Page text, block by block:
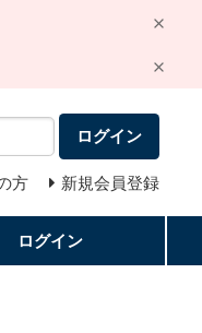
ログイン
方 新規会員登録
ログイン